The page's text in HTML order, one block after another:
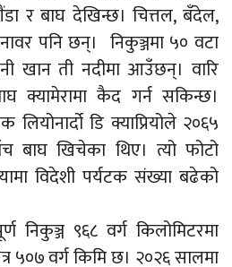
र बाघ देखिन्छ। चित्तल, बँदेल,
पनि छन्। निकुञ्जमा ५० वटा
खान ती नदीमा आउँछन्। वारि
क्यामेरामा कैद गर्न सकिन्छ।
डि क्याप्रियोले २०६५
बाघ खिचेका थिए। त्यो फोटो
विदेशी पर्यटक संख्या बढेको
निकुञ्ज ९६८ वर्ग किलोमिटरमा
५०७ वर्ग किमि छ। २०२६ सालमा